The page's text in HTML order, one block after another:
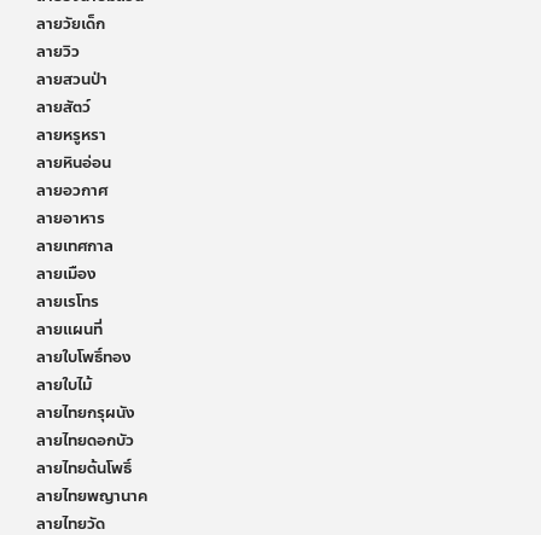
ลายวัยเด็ก
ลายวิว
ลายสวนป่า
ลายสัตว์
ลายหรูหรา
ลายหินอ่อน
ลายอวกาศ
ลายอาหาร
ลายเทศกาล
ลายเมือง
ลายเรโทร
ลายแผนที่
ลายใบโพธิ์ทอง
ลายใบไม้
ลายไทยกรุผนัง
ลายไทยดอกบัว
ลายไทยต้นโพธิ์
ลายไทยพญานาค
ลายไทยวัด